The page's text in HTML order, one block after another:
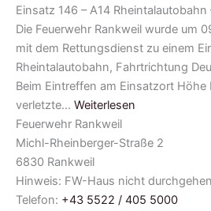
Einsatz 146 – A14 Rheintalautobahn
Die Feuerwehr Rankweil wurde um
mit dem Rettungsdienst zu einem
Rheintalautobahn, Fahrtrichtung
Beim Eintreffen am Einsatzort Höhe
verletzte… Weiterlesen
Feuerwehr Rankweil
Michl-Rheinberger-Straße 2
6830 Rankweil
Hinweis: FW-Haus nicht
Telefon: +43 5522 / 405 5000